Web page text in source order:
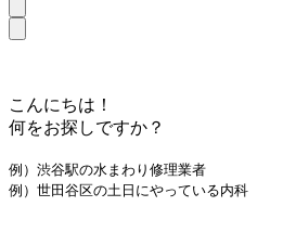
こんにちは！
何をお探しですか？
例）渋谷駅の水まわり修理業者
例）世田谷区の土日にやっている内科